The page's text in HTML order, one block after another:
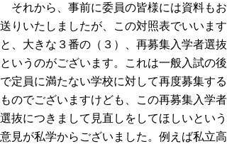
それから、事前に委員の皆様には資料もお
送りいたしましたが、この対照表でいいます
と、大きな３番の（３）、再募集入学者選抜
というのがございます。これは一般入試の後
で定員に満たない学校に対して再度募集する
ものでございますけども、この再募集入学者
選抜につきまして見直しをしてほしいという
意見が私学からございました。例えば私立高